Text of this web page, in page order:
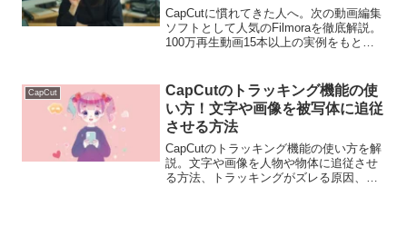
CapCutに慣れてきた人へ。次の動画編集
ソフトとして人気のFilmoraを徹底解説。
100万再生動画15本以上の実例をもと
紹介します。
CapCut
CapCutのトラッキング機能の使
い方！文字や画像を被写体に追従
させる方法
CapCutのトラッキング機能の使い方を解
説。文字や画像を人物や物体に追従させ
る方法、トラッキングがズレる原因、精